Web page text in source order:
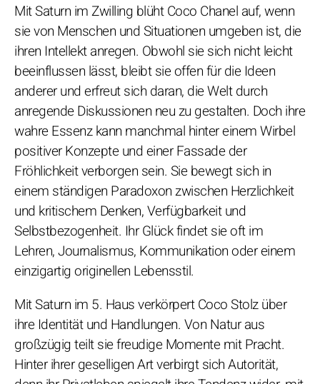
Mit Saturn im Zwilling blüht Coco Chanel auf, wenn
sie von Menschen und Situationen umgeben ist, die
ihren Intellekt anregen. Obwohl sie sich nicht leicht
beeinflussen lässt, bleibt sie offen für die Ideen
anderer und erfreut sich daran, die Welt durch
anregende Diskussionen neu zu gestalten. Doch ihre
wahre Essenz kann manchmal hinter einem Wirbel
positiver Konzepte und einer Fassade der
Fröhlichkeit verborgen sein. Sie bewegt sich in
einem ständigen Paradoxon zwischen Herzlichkeit
und kritischem Denken, Verfügbarkeit und
Selbstbezogenheit. Ihr Glück findet sie oft im
Lehren, Journalismus, Kommunikation oder einem
einzigartig originellen Lebensstil.
Mit Saturn im 5. Haus verkörpert Coco Stolz über
ihre Identität und Handlungen. Von Natur aus
großzügig teilt sie freudige Momente mit Pracht.
Hinter ihrer geselligen Art verbirgt sich Autorität,